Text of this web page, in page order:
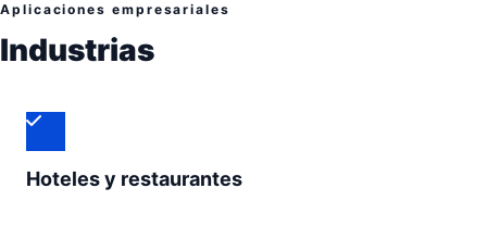
Aplicaciones empresariales
Industrias
Hoteles y restaurantes